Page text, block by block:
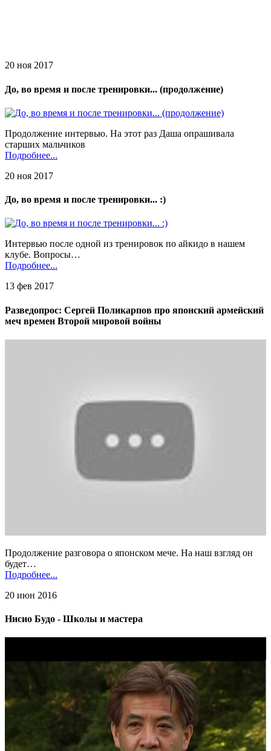
20 ноя 2017
До, во время и после тренировки... (продолжение)
Продолжение интервью. На этот раз Даша опрашивала
старших мальчиков
Подробнее...
20 ноя 2017
До, во время и после тренировки... :)
Интервью после одной из тренировок по айкидо в нашем
клубе. Вопросы…
Подробнее...
13 фев 2017
Разведопрос: Сергей Поликарпов про японский армейский
меч времен Второй мировой войны
Продолжение разговора о японском мече. На наш взгляд он
будет…
Подробнее...
20 июн 2016
Нисио Будо - Школы и мастера